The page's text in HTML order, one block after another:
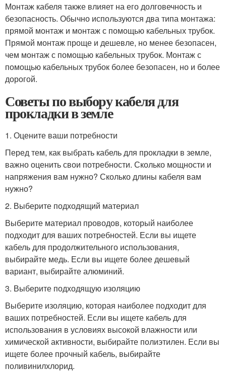
Монтаж кабеля также влияет на его долговечность и
безопасность. Обычно используются два типа монтажа:
прямой монтаж и монтаж с помощью кабельных трубок.
Прямой монтаж проще и дешевле, но менее безопасен,
чем монтаж с помощью кабельных трубок. Монтаж с
помощью кабельных трубок более безопасен, но и более
дорогой.
Советы по выбору кабеля для
прокладки в земле
1. Оцените ваши потребности
Перед тем, как выбрать кабель для прокладки в земле,
важно оценить свои потребности. Сколько мощности и
напряжения вам нужно? Сколько длины кабеля вам
нужно?
2. Выберите подходящий материал
Выберите материал проводов, который наиболее
подходит для ваших потребностей. Если вы ищете
кабель для продолжительного использования,
выбирайте медь. Если вы ищете более дешевый
вариант, выбирайте алюминий.
3. Выберите подходящую изоляцию
Выберите изоляцию, которая наиболее подходит для
ваших потребностей. Если вы ищете кабель для
использования в условиях высокой влажности или
химической активности, выбирайте полиэтилен. Если вы
ищете более прочный кабель, выбирайте
поливинилхлорид.